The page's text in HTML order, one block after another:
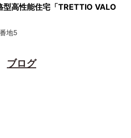
型高性能住宅「TRETTIO VALO
地5
ブログ